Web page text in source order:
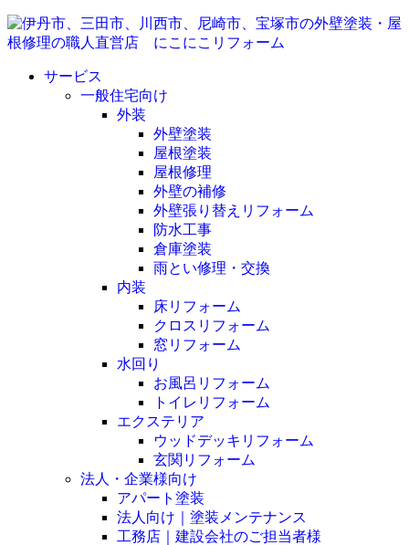
サービス
一般住宅向け
外装
外壁塗装
屋根塗装
屋根修理
外壁の補修
外壁張り替えリフォーム
防水工事
倉庫塗装
雨とい修理・交換
内装
床リフォーム
クロスリフォーム
窓リフォーム
水回り
お風呂リフォーム
トイレリフォーム
エクステリア
ウッドデッキリフォーム
玄関リフォーム
法人・企業様向け
アパート塗装
法人向け｜塗装メンテナンス
工務店｜建設会社のご担当者様